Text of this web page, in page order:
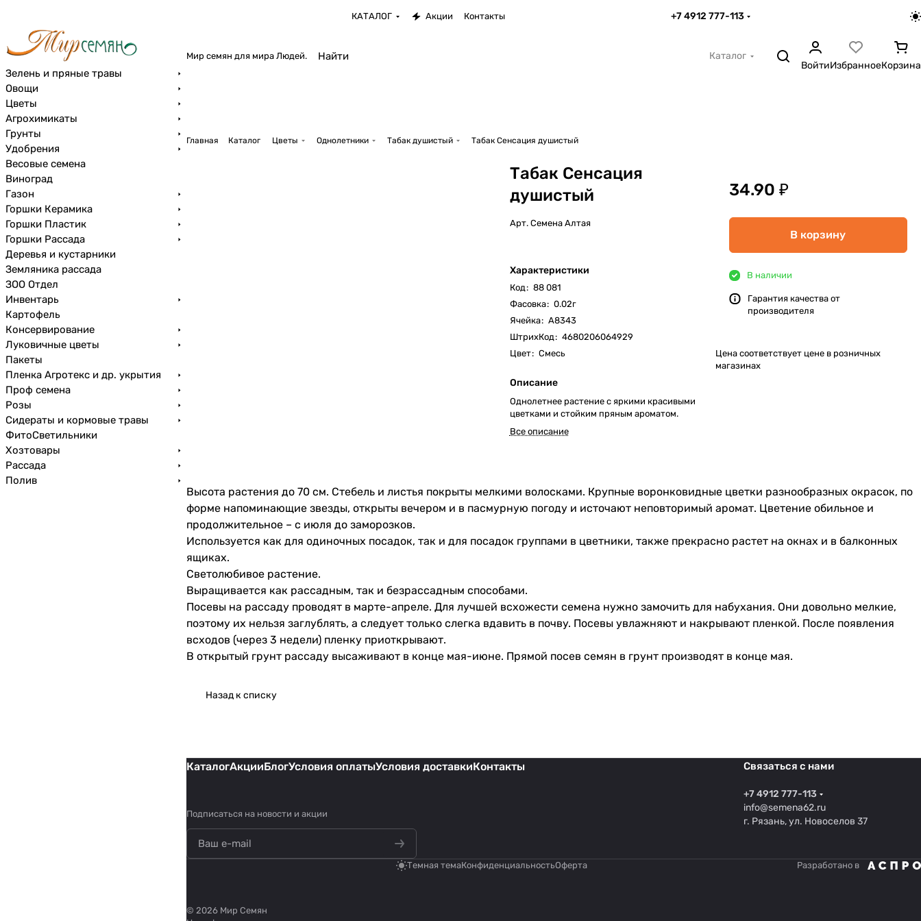
КАТАЛОГ Акции Контакты +7 4912 777-113
Мир семян для мира Людей.
Каталог
ВойтиИзбранноеКорзина
Главная Каталог Цветы Однолетники Табак душистый Табак Сенсация душистый
Табак Сенсация
душистый
Арт. Семена Алтая
Характеристики
Код: 88 081
Фасовка: 0.02г
Ячейка: А8343
ШтрихКод: 4680206064929
Цвет: Смесь
Описание
Однолетнее растение с яркими красивыми
цветками и стойким пряным ароматом.
Все описание
34.90 ₽
В корзину
В наличии
Гарантия качества от
производителя
Цена соответствует цене в розничных
магазинах
Высота растения до 70 см. Стебель и листья покрыты мелкими волосками. Крупные воронковидные цветки разнообразных окрасок, по
форме напоминающие звезды, открыты вечером и в пасмурную погоду и источают неповторимый аромат. Цветение обильное и
продолжительное – с июля до заморозков.
Используется как для одиночных посадок, так и для посадок группами в цветники, также прекрасно растет на окнах и в балконных
ящиках.
Светолюбивое растение.
Выращивается как рассадным, так и безрассадным способами.
Посевы на рассаду проводят в марте-апреле. Для лучшей всхожести семена нужно замочить для набухания. Они довольно мелкие,
поэтому их нельзя заглублять, а следует только слегка вдавить в почву. Посевы увлажняют и накрывают пленкой. После появления
всходов (через 3 недели) пленку приоткрывают.
В открытый грунт рассаду высаживают в конце мая-июне. Прямой посев семян в грунт производят в конце мая.
Назад к списку
КаталогАкцииБлогУсловия оплатыУсловия доставкиКонтакты
Подписаться на новости и акции
Связаться с нами
+7 4912 777-113
info@semena62.ru
г. Рязань, ул. Новоселов 37
Темная темаКонфиденциальностьОферта Разработано в
© 2026 Мир Семян
Зелень и пряные травы
Овощи
Цветы
Агрохимикаты
Грунты
Удобрения
Весовые семена
Виноград
Газон
Горшки Керамика
Горшки Пластик
Горшки Рассада
Деревья и кустарники
Земляника рассада
ЗОО Отдел
Инвентарь
Картофель
Консервирование
Луковичные цветы
Пакеты
Пленка Агротекс и др. укрытия
Проф семена
Розы
Сидераты и кормовые травы
ФитоСветильники
Хозтовары
Рассада
Полив